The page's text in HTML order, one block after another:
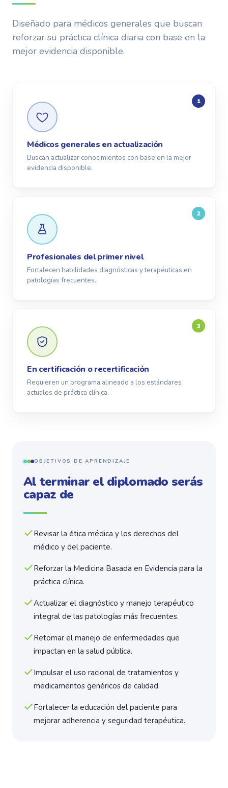
Diseñado para médicos generales que buscan
reforzar su práctica clínica diaria con base en la
mejor evidencia disponible.
1
Médicos generales en actualización
Buscan actualizar conocimientos con base en la mejor
evidencia disponible.
2
Profesionales del primer nivel
Fortalecen habilidades diagnósticas y terapéuticas en
patologías frecuentes.
3
En certificación o recertificación
Requieren un programa alineado a los estándares
actuales de práctica clínica.
OBJETIVOS DE APRENDIZAJE
Al terminar el diplomado serás
capaz de
Revisar la ética médica y los derechos del
médico y del paciente.
Reforzar la Medicina Basada en Evidencia para la
práctica clínica.
Actualizar el diagnóstico y manejo terapéutico
integral de las patologías más frecuentes.
Retomar el manejo de enfermedades que
impactan en la salud pública.
Impulsar el uso racional de tratamientos y
medicamentos genéricos de calidad.
Fortalecer la educación del paciente para
mejorar adherencia y seguridad terapéutica.